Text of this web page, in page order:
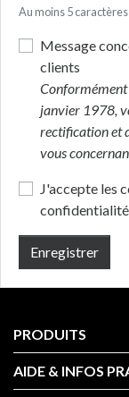
Au moins 5 caractères
Message
clients
janvier 1978,
rectification et
vous
J'accepte les
confidentialité
Enregistrer
PRODUITS
AIDE & INFOS